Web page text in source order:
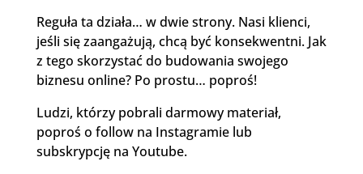
Reguła ta działa… w dwie strony. Nasi klienci,
jeśli się zaangażują, chcą być konsekwentni. Jak
z tego skorzystać do budowania swojego
biznesu online? Po prostu… poproś!
Ludzi, którzy pobrali darmowy materiał,
poproś o follow na Instagramie lub
subskrypcję na Youtube.